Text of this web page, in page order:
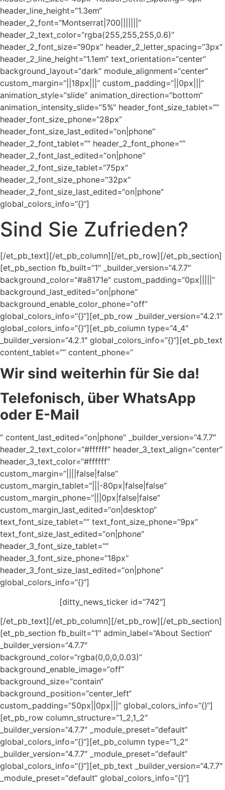
header_line_height=“1.3em“
header_2_font=“Montserrat|700|||||||“
header_2_text_color=“rgba(255,255,255,0.6)“
header_2_font_size=“90px“ header_2_letter_spacing=“3px“
header_2_line_height=“1.1em“ text_orientation=“center“
background_layout=“dark“ module_alignment=“center“
custom_margin=“||18px|||“ custom_padding=“||0px|||“
animation_style=“slide“ animation_direction=“bottom“
animation_intensity_slide=“5%“ header_font_size_tablet=““
header_font_size_phone=“28px“
header_font_size_last_edited=“on|phone“
header_2_font_tablet=““ header_2_font_phone=““
header_2_font_last_edited=“on|phone“
header_2_font_size_tablet=“75px“
header_2_font_size_phone=“32px“
header_2_font_size_last_edited=“on|phone“
global_colors_info=“{}“]
Sind Sie Zufrieden?
[/et_pb_text][/et_pb_column][/et_pb_row][/et_pb_section]
[et_pb_section fb_built=“1″ _builder_version=“4.7.7″
background_color=“#a8171e“ custom_padding=“0px|||||“
background_last_edited=“on|phone“
background_enable_color_phone=“off“
global_colors_info=“{}“][et_pb_row _builder_version=“4.2.1″
global_colors_info=“{}“][et_pb_column type=“4_4″
_builder_version=“4.2.1″ global_colors_info=“{}“][et_pb_text
content_tablet=““ content_phone=“
Wir sind weiterhin für Sie da!
Telefonisch, über WhatsApp
oder E-Mail
“ content_last_edited=“on|phone“ _builder_version=“4.7.7″
header_2_text_color=“#ffffff“ header_3_text_align=“center“
header_3_text_color=“#ffffff“
custom_margin=“||||false|false“
custom_margin_tablet=“|||-80px|false|false“
custom_margin_phone=“|||0px|false|false“
custom_margin_last_edited=“on|desktop“
text_font_size_tablet=““ text_font_size_phone=“9px“
text_font_size_last_edited=“on|phone“
header_3_font_size_tablet=““
header_3_font_size_phone=“18px“
header_3_font_size_last_edited=“on|phone“
global_colors_info=“{}“]
[ditty_news_ticker id=“742″]
[/et_pb_text][/et_pb_column][/et_pb_row][/et_pb_section]
[et_pb_section fb_built=“1″ admin_label=“About Section“
_builder_version=“4.7.7″
background_color=“rgba(0,0,0,0.03)“
background_enable_image=“off“
background_size=“contain“
background_position=“center_left“
custom_padding=“50px||0px|||“ global_colors_info=“{}“]
[et_pb_row column_structure=“1_2,1_2″
_builder_version=“4.7.7″ _module_preset=“default“
global_colors_info=“{}“][et_pb_column type=“1_2″
_builder_version=“4.7.7″ _module_preset=“default“
global_colors_info=“{}“][et_pb_text _builder_version=“4.7.7″
_module_preset=“default“ global_colors_info=“{}“]